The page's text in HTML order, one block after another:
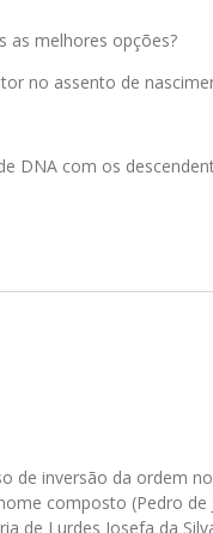
as melhores opções?
no assento de
DNA com os
de inversão da ordem
composto (Pedro
de Lurdes Josefa da